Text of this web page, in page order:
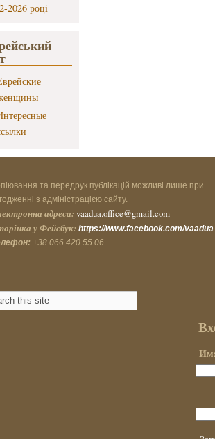
2026 році
та передрук публікацій можливі лише при
з адміністрацією сайту.
адреса: vaadua.office@gmail.com
у Фейсбук: https://www.facebook.com/vaadua
+38 066 420 55 06.